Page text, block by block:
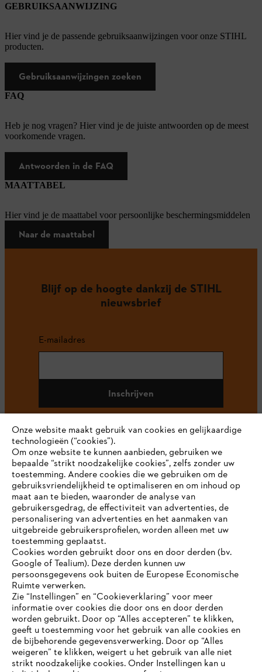
GEBRUIKSAANWIJZING
Hier vind je de passende gebruiksaanwijzingen voor onze STIHL
producten.
Gebruiksaanwijzingen zoeken
FAQ
Heb je nog vragen? Hier vind je de juiste antwoorden op de meest
voorkomende vragen.
Antwoorden in de FAQ
MAATTABEL
Hier vind je de maattabel voor persoonlijke beschermingsmiddelen
Naar de maattabel
Blijf op de hoogte dankzij de STIHL
nieuwsbrief
E-mailadres
Inschrijven
#STIHL
Bedrijf
STIHL FAQ
Contact
JE BROWSER WORDT NIET
ONDERSTEUND
Je gebruikt een browser die we nog niet ondersteunen. Om
Onze website maakt gebruik van cookies en gelijkaardige
technologieën (“cookies”).
Om onze website te kunnen aanbieden, gebruiken we
bepaalde “strikt noodzakelijke cookies”, zelfs zonder uw
toestemming. Andere cookies die we gebruiken om de
gebruiksvriendelijkheid te optimaliseren en om inhoud op
maat aan te bieden, waaronder de analyse van
gebruikersgedrag, de effectiviteit van advertenties, de
personalisering van advertenties en het aanmaken van
uitgebreide gebruikersprofielen, worden alleen met uw
toestemming geplaatst.
Cookies worden gebruikt door ons en door derden (bv.
Google of Tealium). Deze derden kunnen uw
persoonsgegevens ook buiten de Europese Economische
Ruimte verwerken.
Zie “Instellingen” en “Cookieverklaring” voor meer
informatie over cookies die door ons en door derden
worden gebruikt. Door op “Alles accepteren” te klikken,
geeft u toestemming voor het gebruik van alle cookies en
de bijbehorende gegevensverwerking. Door op “Alles
weigeren” te klikken, weigert u het gebruik van alle niet
strikt noodzakelijke cookies. Onder Instellingen kan u